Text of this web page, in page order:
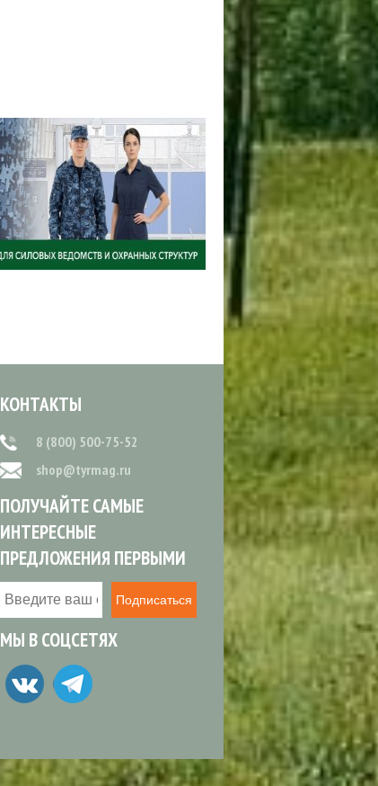
КОНТАКТЫ
8 (800) 500-75-52
shop@tyrmag.ru
ПОЛУЧАЙТЕ САМЫЕ
ИНТЕРЕСНЫЕ
ПРЕДЛОЖЕНИЯ ПЕРВЫМИ
Подписаться
МЫ В СОЦСЕТЯХ